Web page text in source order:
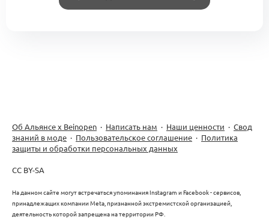
(DocKA5.2.3.2)
Об Альянсе х Beinopen · Написать нам · Наши ценности · Свод
знаний в моде · Пользовательское соглашение · Политика
защиты и обработки персональных данных
CC BY-SA
На данном сайте могут встречаться упоминания Instagram и Facebook - сервисов,
принадлежащих компании Meta, признанной экстремистской организацией,
деятельность которой запрещена на территории РФ.